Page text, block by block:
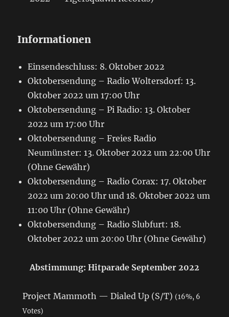
Informationen
Einsendeschluss: 8. Oktober 2022
Oktobersendung – Radio Woltersdorf: 13.
Oktober 2022 um 17:00 Uhr
Oktobersendung – Pi Radio: 13. Oktober
2022 um 17:00 Uhr
Oktobersendung – Freies Radio
Neumünster: 13. Oktober 2022 um 22:00 Uhr
(Ohne Gewähr)
Oktobersendung – Radio Corax: 17. Oktober
2022 um 20:00 Uhr und 18. Oktober 2022 um
11:00 Uhr (Ohne Gewähr)
Oktobersendung – Radio Slubfurt: 18.
Oktober 2022 um 20:00 Uhr (Ohne Gewähr)
Abstimmung: Hitparade September 2022
Project Mammoth — Dialed Up (S/T) (16%, 6
Votes)